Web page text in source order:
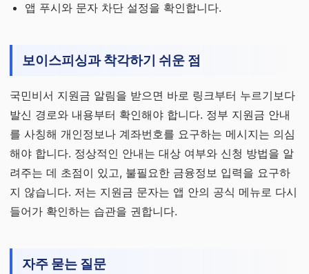
앱 푸시와 문자 차단 설정을 확인합니다.
보이스피싱과 착각하기 쉬운 점
국민비서 지원금 알림을 받으면 바로 링크부터 누르기보다
발신 경로와 내용부터 확인해야 합니다. 정부 지원금 안내
를 사칭해 개인정보나 계좌번호를 요구하는 메시지는 의심
해야 합니다. 정상적인 안내는 대상 여부와 신청 방법을 알
려주는 데 초점이 있고, 불필요한 금융정보 입력을 요구하
지 않습니다. 저는 지원금 문자는 앱 안의 공식 메뉴로 다시
들어가 확인하는 습관을 권합니다.
자주 묻는 질문